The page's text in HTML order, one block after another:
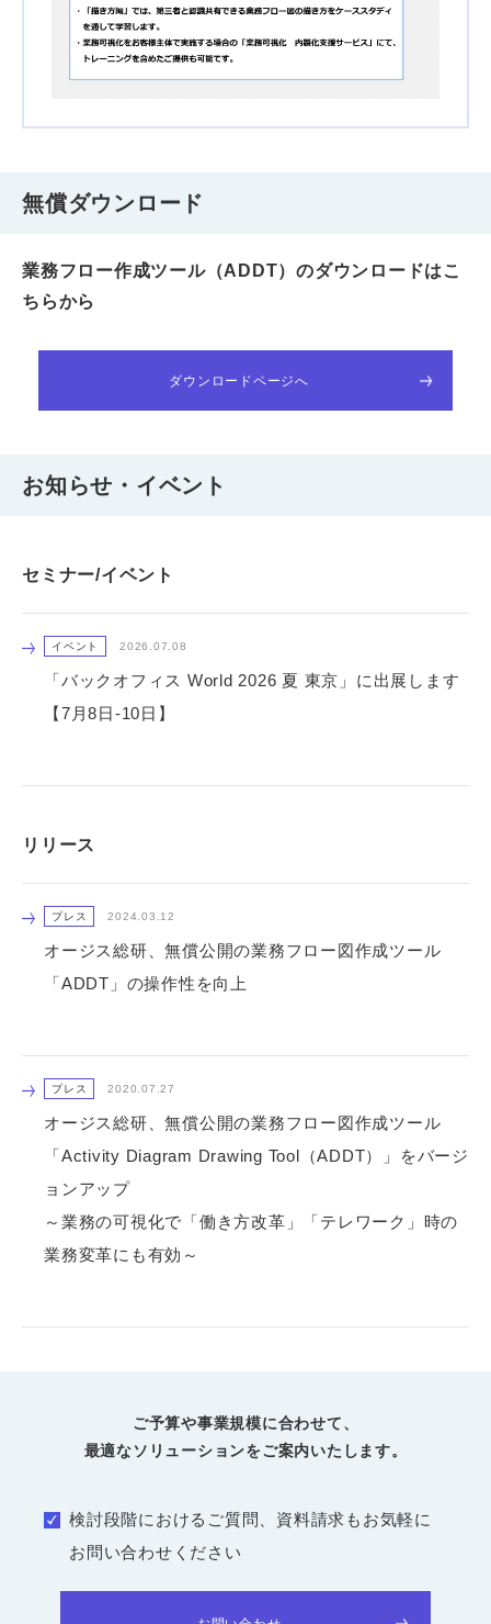
無償ダウンロード
業務フロー作成ツール（ADDT）のダウンロードはこ
ちらから
ダウンロードページへ
お知らせ・イベント
セミナー/イベント
イベント 2026.07.08
「バックオフィス World 2026 夏 東京」に出展します
【7月8日-10日】
リリース
プレス 2024.03.12
オージス総研、無償公開の業務フロー図作成ツール
「ADDT」の操作性を向上
プレス 2020.07.27
オージス総研、無償公開の業務フロー図作成ツール
「Activity Diagram Drawing Tool（ADDT）」をバージ
ョンアップ
～業務の可視化で「働き方改革」「テレワーク」時の
業務変革にも有効～
ご予算や事業規模に合わせて、
最適なソリューションをご案内いたします。
検討段階におけるご質問、資料請求もお気軽に
お問い合わせください